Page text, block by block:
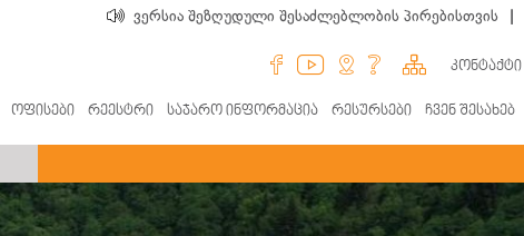
ვერსია შეზღუდული შესაძლებლობის პირებისთვის |
კონტაქტი
ოფისები რეესტრი საჯარო ინფორმაცია რესურსები ჩვენ შესახებ